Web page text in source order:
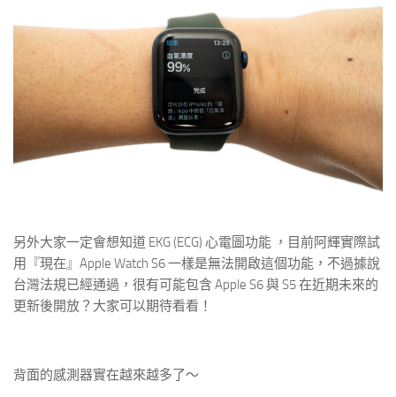
另外大家一定會想知道 EKG (ECG) 心電圖功能 ，目前阿輝實際試
用『現在』Apple Watch S6 一樣是無法開啟這個功能，不過據說
台灣法規已經通過，很有可能包含 Apple S6 與 S5 在近期未來的
更新後開放？大家可以期待看看！
背面的感測器實在越來越多了～